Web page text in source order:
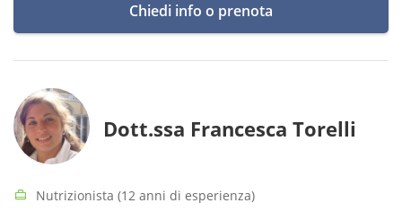
Chiedi info o prenota
Dott.ssa Francesca Torelli
Nutrizionista (12 anni di esperienza)